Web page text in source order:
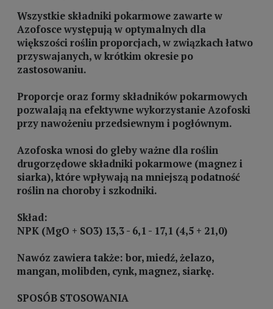
Wszystkie składniki pokarmowe zawarte w
Azofosce występują w optymalnych dla
większości roślin proporcjach, w związkach łatwo
przyswajanych, w krótkim okresie po
zastosowaniu.
Proporcje oraz formy składników pokarmowych
pozwalają na efektywne wykorzystanie Azofoski
przy nawożeniu przedsiewnym i pogłównym.
Azofoska wnosi do gleby ważne dla roślin
drugorzędowe składniki pokarmowe (magnez i
siarka), które wpływają na mniejszą podatność
roślin na choroby i szkodniki.
Skład:
NPK (MgO + SO3) 13,3 - 6,1 - 17,1 (4,5 + 21,0)
Nawóz zawiera także: bor, miedź, żelazo,
mangan, molibden, cynk, magnez, siarkę.
SPOSÓB STOSOWANIA